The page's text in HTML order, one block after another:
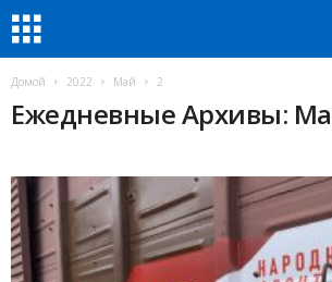
Домой 2022 Май 2
Ежедневные Архивы: